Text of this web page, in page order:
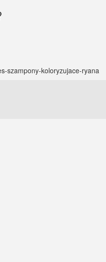
szampony-koloryzujace-ryana